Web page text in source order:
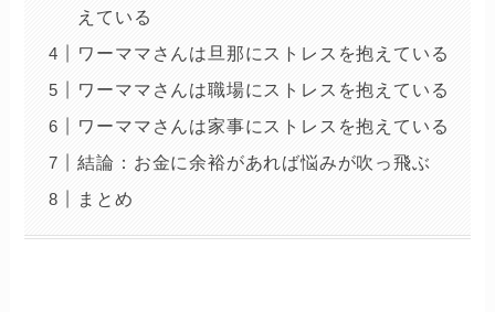
えている
ワーママさんは旦那にストレスを抱えている
ワーママさんは職場にストレスを抱えている
ワーママさんは家事にストレスを抱えている
結論：お金に余裕があれば悩みが吹っ飛ぶ
まとめ